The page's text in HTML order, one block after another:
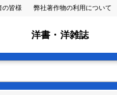
の皆様 弊社著作物の利用について
洋書・洋雑誌